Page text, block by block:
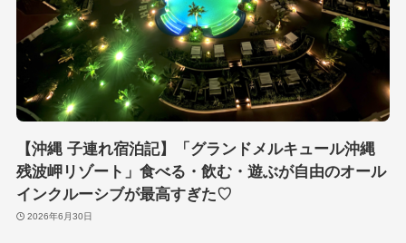
【沖縄 子連れ宿泊記】「グランドメルキュール沖縄
残波岬リゾート」食べる・飲む・遊ぶが自由のオール
インクルーシブが最高すぎた♡
2026年6月30日